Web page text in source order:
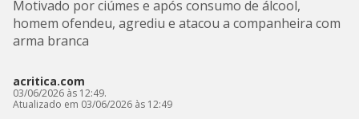
Motivado por ciúmes e após consumo de álcool,
homem ofendeu, agrediu e atacou a companheira com
arma branca
acritica.com
03/06/2026 às 12:49.
Atualizado em 03/06/2026 às 12:49